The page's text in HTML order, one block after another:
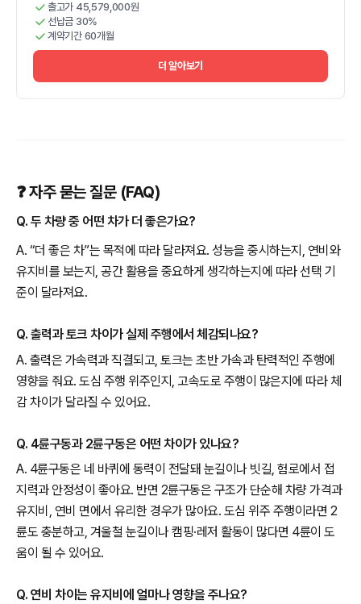
출고가 45,579,000원
선납금 30%
계약기간 60개월
더 알아보기
❓ 자주 묻는 질문 (FAQ)
Q. 두 차량 중 어떤 차가 더 좋은가요?
A. “더 좋은 차”는 목적에 따라 달라져요. 성능을 중시하는지, 연비와
유지비를 보는지, 공간 활용을 중요하게 생각하는지에 따라 선택 기
준이 달라져요.
Q. 출력과 토크 차이가 실제 주행에서 체감되나요?
A. 출력은 가속력과 직결되고, 토크는 초반 가속과 탄력적인 주행에
영향을 줘요. 도심 주행 위주인지, 고속도로 주행이 많은지에 따라 체
감 차이가 달라질 수 있어요.
Q. 4륜구동과 2륜구동은 어떤 차이가 있나요?
A. 4륜구동은 네 바퀴에 동력이 전달돼 눈길이나 빗길, 험로에서 접
지력과 안정성이 좋아요. 반면 2륜구동은 구조가 단순해 차량 가격과
유지비, 연비 면에서 유리한 경우가 많아요. 도심 위주 주행이라면 2
륜도 충분하고, 겨울철 눈길이나 캠핑·레저 활동이 많다면 4륜이 도
움이 될 수 있어요.
Q. 연비 차이는 유지비에 얼마나 영향을 주나요?